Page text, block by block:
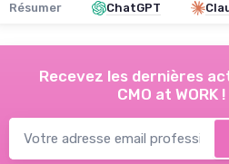
Résumer ChatGPT
Recevez les dernières
CMO at WORK !